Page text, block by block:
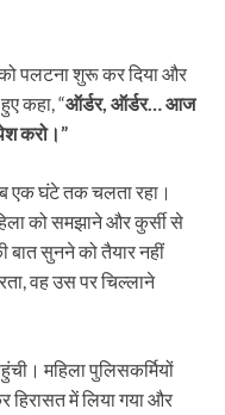
पलटना शुरू कर दिया और
कहा, “ऑर्डर, ऑर्डर… आज
करो।”
एक घंटे तक चलता रहा।
को समझाने और कुर्सी से
बात सुनने को तैयार नहीं
वह उस पर चिल्लाने
महिला पुलिसकर्मियों
हिरासत में लिया गया और